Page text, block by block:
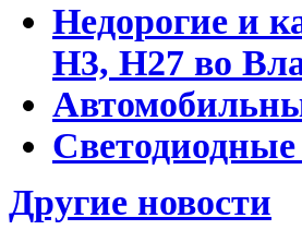
Недорогие и
Н3, Н27 во
Другие новости